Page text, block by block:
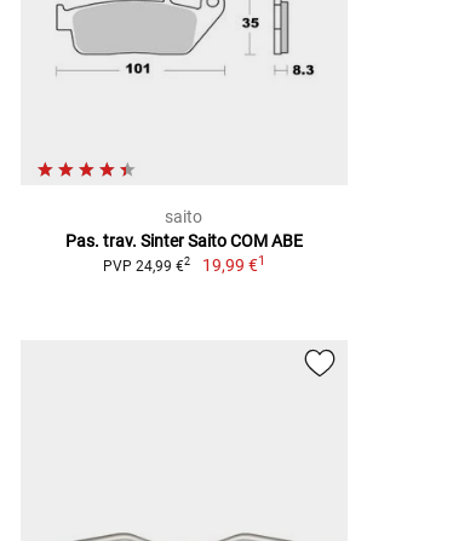
saito
Pas. trav. Sinter Saito COM ABE
PVP 24,99 €2 19,99 €1